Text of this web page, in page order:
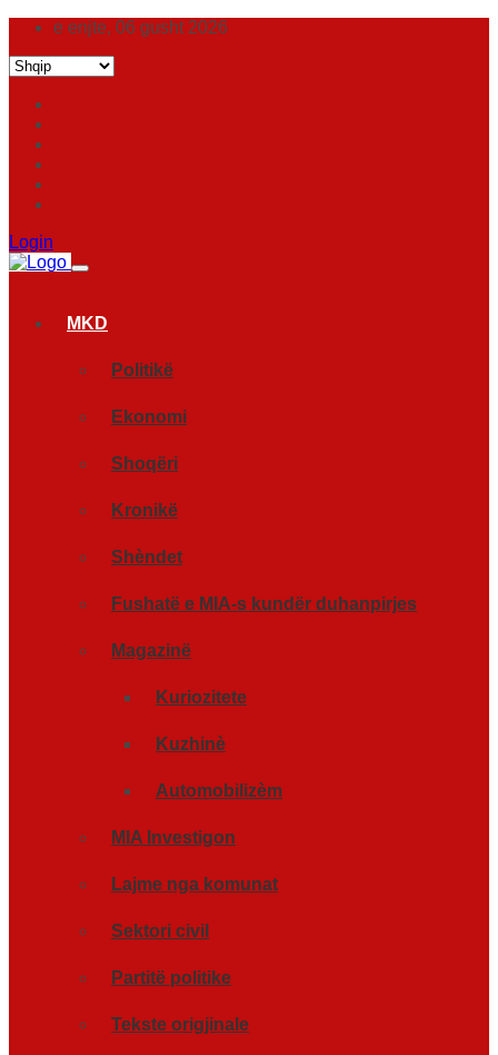
e enjte, 06 gusht 2026
Login
MKD
Politikë
Ekonomi
Shoqëri
Kronikë
Shèndet
Fushatë e MIA-s kundër duhanpirjes
Magazinë
Kuriozitete
Kuzhinè
Automobilizèm
MIA Investigon
Lajme nga komunat
Sektori civil
Partitë politike
Tekste origjinale